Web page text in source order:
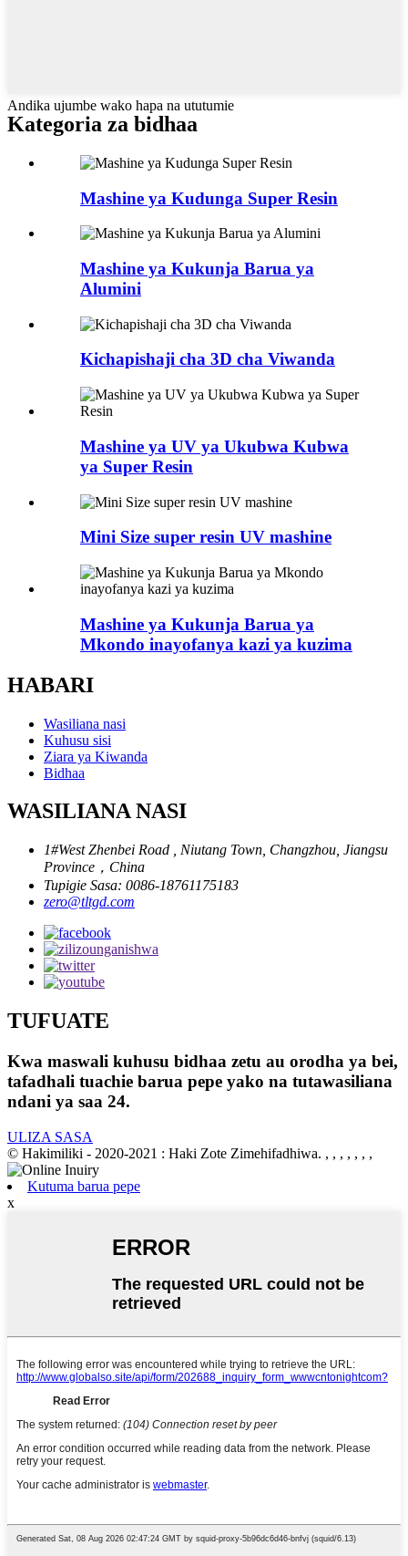
Andika ujumbe wako hapa na ututumie
Kategoria za bidhaa
Mashine ya Kudunga Super Resin
Mashine ya Kukunja Barua ya
Alumini
Kichapishaji cha 3D cha Viwanda
Mashine ya UV ya Ukubwa Kubwa
ya Super Resin
Mini Size super resin UV mashine
Mashine ya Kukunja Barua ya
Mkondo inayofanya kazi ya kuzima
HABARI
Wasiliana nasi
Kuhusu sisi
Ziara ya Kiwanda
Bidhaa
WASILIANA NASI
1#West Zhenbei Road , Niutang Town, Changzhou, Jiangsu
Province，China
Tupigie Sasa: ​​0086-18761175183
zero@tltgd.com
TUFUATE
Kwa maswali kuhusu bidhaa zetu au orodha ya bei,
tafadhali tuachie barua pepe yako na tutawasiliana
ndani ya saa 24.
ULIZA SASA
© Hakimiliki - 2020-2021 : Haki Zote Zimehifadhiwa. , , , , , , ,
Kutuma barua pepe
x